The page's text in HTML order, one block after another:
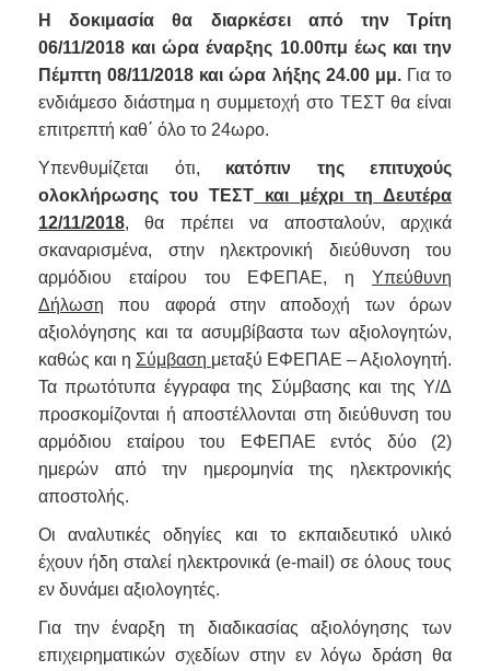
Η δοκιμασία θα διαρκέσει από την Τρίτη
06/11/2018 και ώρα έναρξης 10.00πμ έως και την
Πέμπτη 08/11/2018 και ώρα λήξης 24.00 μμ.Για το
ενδιάμεσο διάστημα η συμμετοχή στο ΤΕΣΤ θα είναι
επιτρεπτή καθ΄ όλο το 24ωρο.
Υπενθυμίζεται ότι, κατόπιν της επιτυχούς
ολοκλήρωσης του ΤΕΣΤ και μέχρι τη Δευτέρα
12/11/2018, θα πρέπει να αποσταλούν, αρχικά
σκαναρισμένα, στην ηλεκτρονική διεύθυνση του
αρμόδιου εταίρου του ΕΦΕΠΑΕ, η Υπεύθυνη
Δήλωση που αφορά στην αποδοχή των όρων
αξιολόγησης και τα ασυμβίβαστα των αξιολογητών,
καθώς και η Σύμβαση μεταξύ ΕΦΕΠΑΕ – Αξιολογητή.
Τα πρωτότυπα έγγραφα της Σύμβασης και της Υ/Δ
προσκομίζονται ή αποστέλλονται στη διεύθυνση του
αρμόδιου εταίρου του ΕΦΕΠΑΕ εντός δύο (2)
ημερών από την ημερομηνία της ηλεκτρονικής
αποστολής.
Οι αναλυτικές οδηγίες και το εκπαιδευτικό υλικό
έχουν ήδη σταλεί ηλεκτρονικά (e-mail) σε όλους τους
εν δυνάμει αξιολογητές.
Για την έναρξη τη διαδικασίας αξιολόγησης των
επιχειρηματικών σχεδίων στην εν λόγω δράση θα